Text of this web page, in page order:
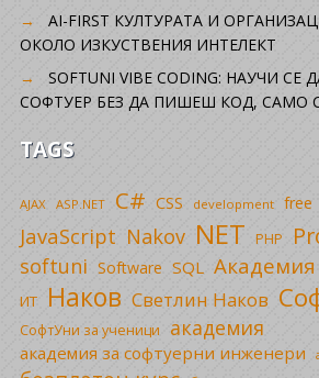
AI-FIRST КУЛТУРАТА И
ОКОЛО ИЗКУСТВЕНИЯ ИНТЕЛЕКТ
SOFTUNI VIBE CODING: НАУЧИ
СОФТУЕР БЕЗ ДА ПИШЕШ КОД, САМО С
TAGS
AJAX ASP.NET C# CSS development free
JavaScript Nakov NET PHP
softuni Software SQL
ИТ Наков Светлин Наков
СофтУни за ученици академия
академия за софтуерни инженери